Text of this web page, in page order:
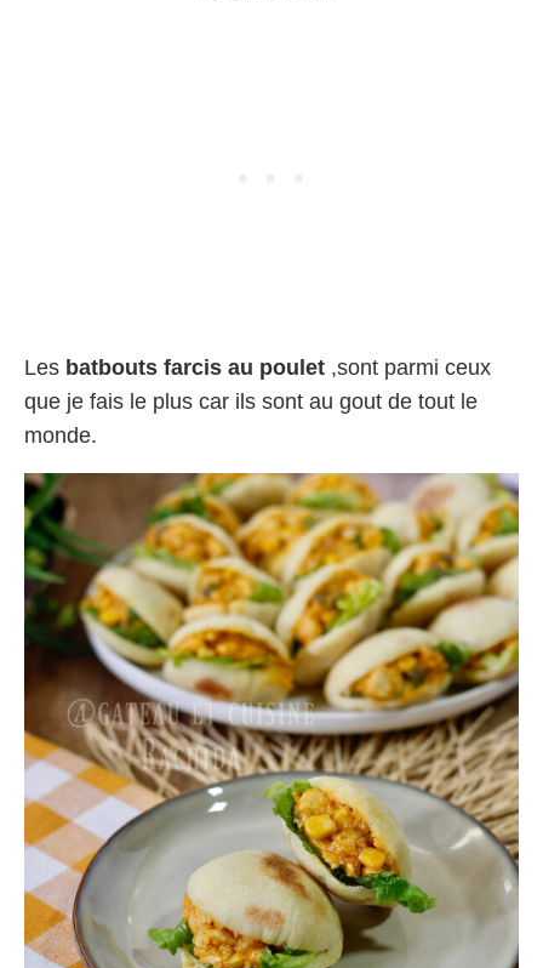
Les batbouts farcis au poulet ,sont parmi ceux
que je fais le plus car ils sont au gout de tout le
monde.